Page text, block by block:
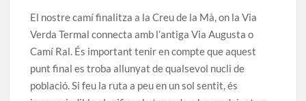
El nostre camí finalitza a la Creu de la Mà, on la Via
Verda Termal connecta amb l’antiga Via Augusta o
Camí Ral. És important tenir en compte que aquest
punt final es troba allunyat de qualsevol nucli de
població. Si feu la ruta a peu en un sol sentit, és